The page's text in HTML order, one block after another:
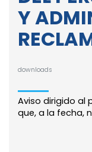
Y
downloads
Aviso dirigido al
que, a la fecha,